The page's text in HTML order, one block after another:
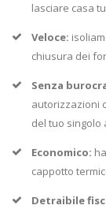
lasciare casa
Veloce:
chiusura dei
Senza
autorizzazioni
del tuo singolo
Economico:
cappotto
Detraibile